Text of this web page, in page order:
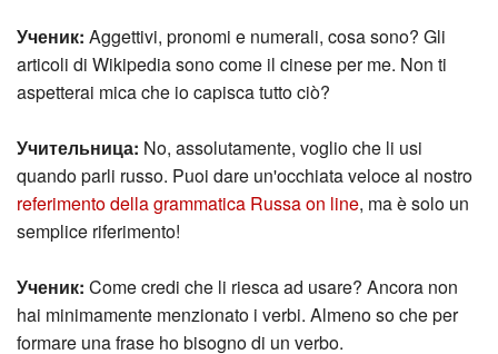
Ученик: Aggettivi, pronomi e numerali, cosa sono? Gli
articoli di Wikipedia sono come il cinese per me. Non ti
aspetterai mica che io capisca tutto ciò?
Учительница: No, assolutamente, voglio che li usi
quando parli russo. Puoi dare un'occhiata veloce al nostro
referimento della grammatica Russa on line , ma è solo un
semplice riferimento!
Ученик: Come credi che li riesca ad usare? Ancora non
hai minimamente menzionato i verbi. Almeno so che per
formare una frase ho bisogno di un verbo.